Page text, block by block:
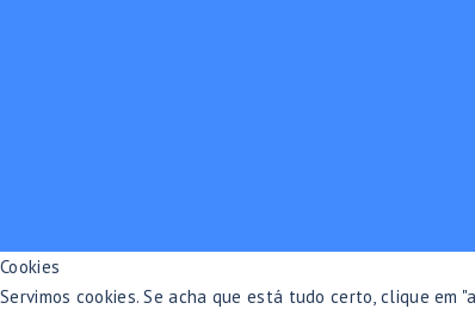
Cookies
Servimos cookies. Se acha que está tudo certo, clique em